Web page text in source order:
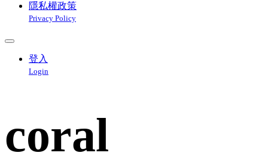
隱私權政策
Privacy Policy
登入
Login
coral